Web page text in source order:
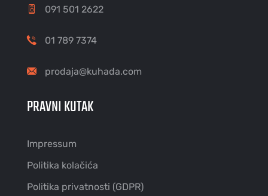
091 501 2622
01 789 7374
prodaja@kuhada.com
PRAVNI KUTAK
Impressum
Politika kolačića
Politika privatnosti (GDPR)